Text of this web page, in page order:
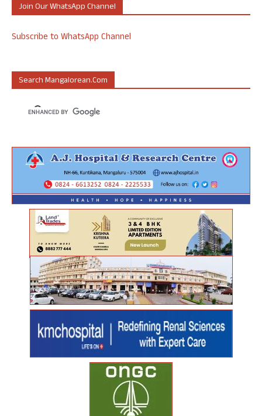
Join Our WhatsApp Channel
Subscribe to WhatsApp Channel
Search Mangalorean.com